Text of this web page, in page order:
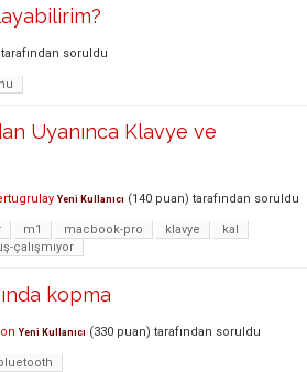
tarafından soruldu
Uyanınca Klavye ve
Yeni Kullanıcı (140 puan) tarafından soruldu
m1 macbook-pro klavye
kal
çalışmıyor
kopma
Yeni Kullanıcı (330 puan) tarafından soruldu